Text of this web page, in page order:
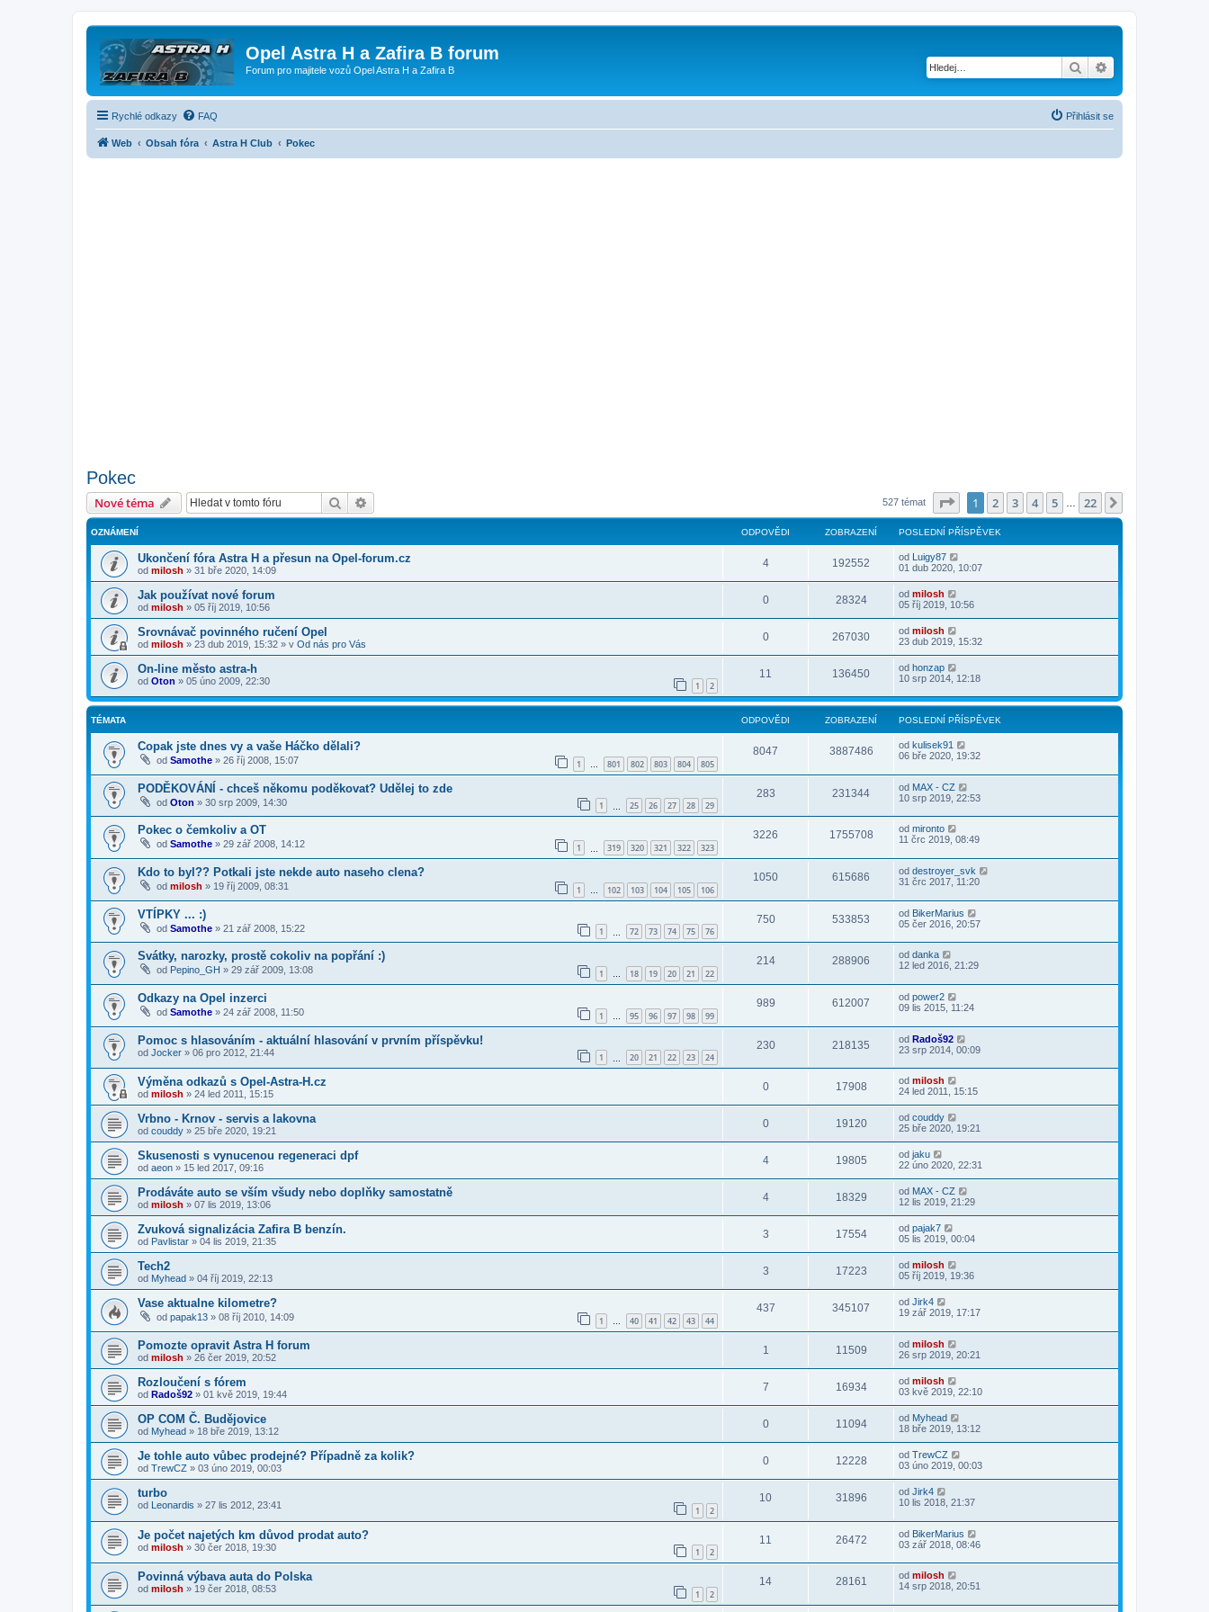
Opel Astra H a Zafira B forum
Forum pro majitele vozů Opel Astra H a Zafira B Hledat
Rychlé odkazy FAQ Přihlásit se
Web Obsah fóra Astra H Club Pokec
Pokec
Nové téma Hledat 527 témat Stránka z
1 2 3 4 5 22
OZNÁMENÍ ODPOVĚDI ZOBRAZENÍ POSLEDNÍ PŘÍSPĚVEK
Ukončení fóra Astra H a přesun na Opel-forum.cz
od milosh » 31 bře 2020, 14:09
4 192552 od Luigy87
01 dub 2020, 10:07
Jak používat nové forum
od milosh » 05 říj 2019, 10:56
0 28324 od milosh
05 říj 2019, 10:56
Srovnávač povinného ručení Opel
od milosh » 23 dub 2019, 15:32 » v Od nás pro Vás
0 267030 od milosh
23 dub 2019, 15:32
On-line město astra-h
od Oton » 05 úno 2009, 22:30 1 2
11 136450 od honzap
10 srp 2014, 12:18
TÉMATA ODPOVĚDI ZOBRAZENÍ POSLEDNÍ PŘÍSPĚVEK
Copak jste dnes vy a vaše Háčko dělali?
od Samothe » 26 říj 2008, 15:07 1 … 801 802 803 804 805
8047 3887486 od kulisek91
06 bře 2020, 19:32
PODĚKOVÁNÍ - chceš někomu poděkovat? Udělej to zde
od Oton » 30 srp 2009, 14:30 1 25 26 27 28 29
283 231344 od MAX - CZ
10 srp 2019, 22:53
Pokec o čemkoliv a OT
od Samothe » 29 zář 2008, 14:12 1 319 320 321 322 323
3226 1755708 od mironto
11 črc 2019, 08:49
Kdo to byl?? Potkali jste nekde auto naseho clena?
od milosh » 19 říj 2009, 08:31 1 … 102 103 104 105 106
1050 615686 od destroyer_svk
31 črc 2017, 11:20
VTÍPKY ... :)
od Samothe » 21 zář 2008, 15:22 1 72 73 74 75 76
750 533853 od BikerMarius
05 čer 2016, 20:57
Svátky, narozky, prostě cokoliv na popřání :)
od Pepino_GH » 29 zář 2009, 13:08 1 … 18 19 20 21 22
214 288906 od danka
12 led 2016, 21:29
Odkazy na Opel inzerci
od Samothe » 24 zář 2008, 11:50 1 … 95 96 97 98 99
989 612007 od power2
09 lis 2015, 11:24
Pomoc s hlasováním - aktuální hlasování v prvním příspěvku!
od Jocker » 06 pro 2012, 21:44 1 20 21 22 23 24
230 218135 od Radoš92
23 srp 2014, 00:09
Výměna odkazů s Opel-Astra-H.cz
od milosh » 24 led 2011, 15:15
0 17908 od milosh
24 led 2011, 15:15
Vrbno - Krnov - servis a lakovna
od couddy » 25 bře 2020, 19:21
0 19120 od couddy
25 bře 2020, 19:21
Skusenosti s vynucenou regeneraci dpf
od aeon » 15 led 2017, 09:16
4 19805 od jaku
22 úno 2020, 22:31
Prodáváte auto se vším všudy nebo doplňky samostatně
od milosh » 07 lis 2019, 13:06
4 18329 od MAX - CZ
12 lis 2019, 21:29
Zvuková signalizácia Zafira B benzín.
od Pavlistar » 04 lis 2019, 21:35
3 17554 od pajak7
05 lis 2019, 00:04
Tech2
od Myhead » 04 říj 2019, 22:13
3 17223 od milosh
05 říj 2019, 19:36
Vase aktualne kilometre?
od papak13 » 08 říj 2010, 14:09 1 … 40 41 42 43 44
437 345107 od Jirk4
19 zář 2019, 17:17
Pomozte opravit Astra H forum
od milosh » 26 čer 2019, 20:52
1 11509 od milosh
26 srp 2019, 20:21
Rozloučení s fórem
od Radoš92 » 01 kvě 2019, 19:44
7 16934 od milosh
03 kvě 2019, 22:10
OP COM Č. Budějovice
od Myhead » 18 bře 2019, 13:12
0 11094 od Myhead
18 bře 2019, 13:12
Je tohle auto vůbec prodejné? Případně za kolik?
od TrewCZ » 03 úno 2019, 00:03
0 12228 od TrewCZ
03 úno 2019, 00:03
turbo
od Leonardis » 27 lis 2012, 23:41 1 2
10 31896 od Jirk4
10 lis 2018, 21:37
Je počet najetých km důvod prodat auto?
od milosh » 30 čer 2018, 19:30 1 2
11 26472 od BikerMarius
03 zář 2018, 08:46
Povinná výbava auta do Polska
od milosh » 19 čer 2018, 08:53 1 2
14 28161 od milosh
14 srp 2018, 20:51